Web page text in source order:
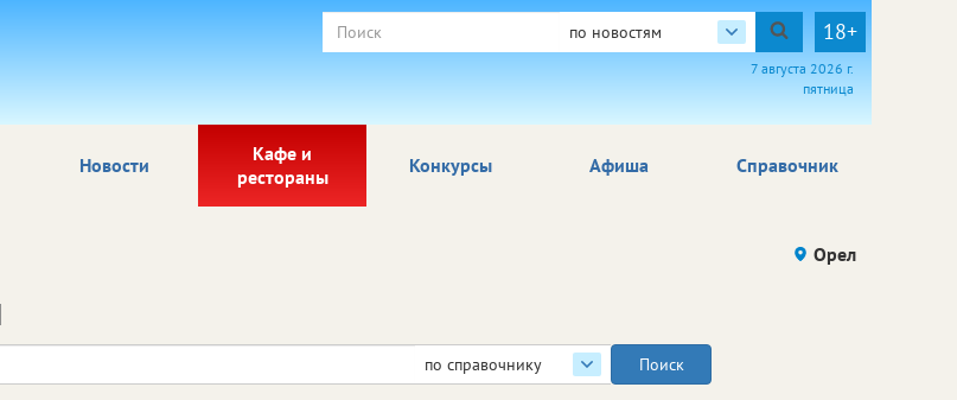
по новостям 18+
7 августа 2026 г.
пятница
Новости
Кафе и
рестораны
Афиша Справочник
Конкурсы
Орел
по справочнику